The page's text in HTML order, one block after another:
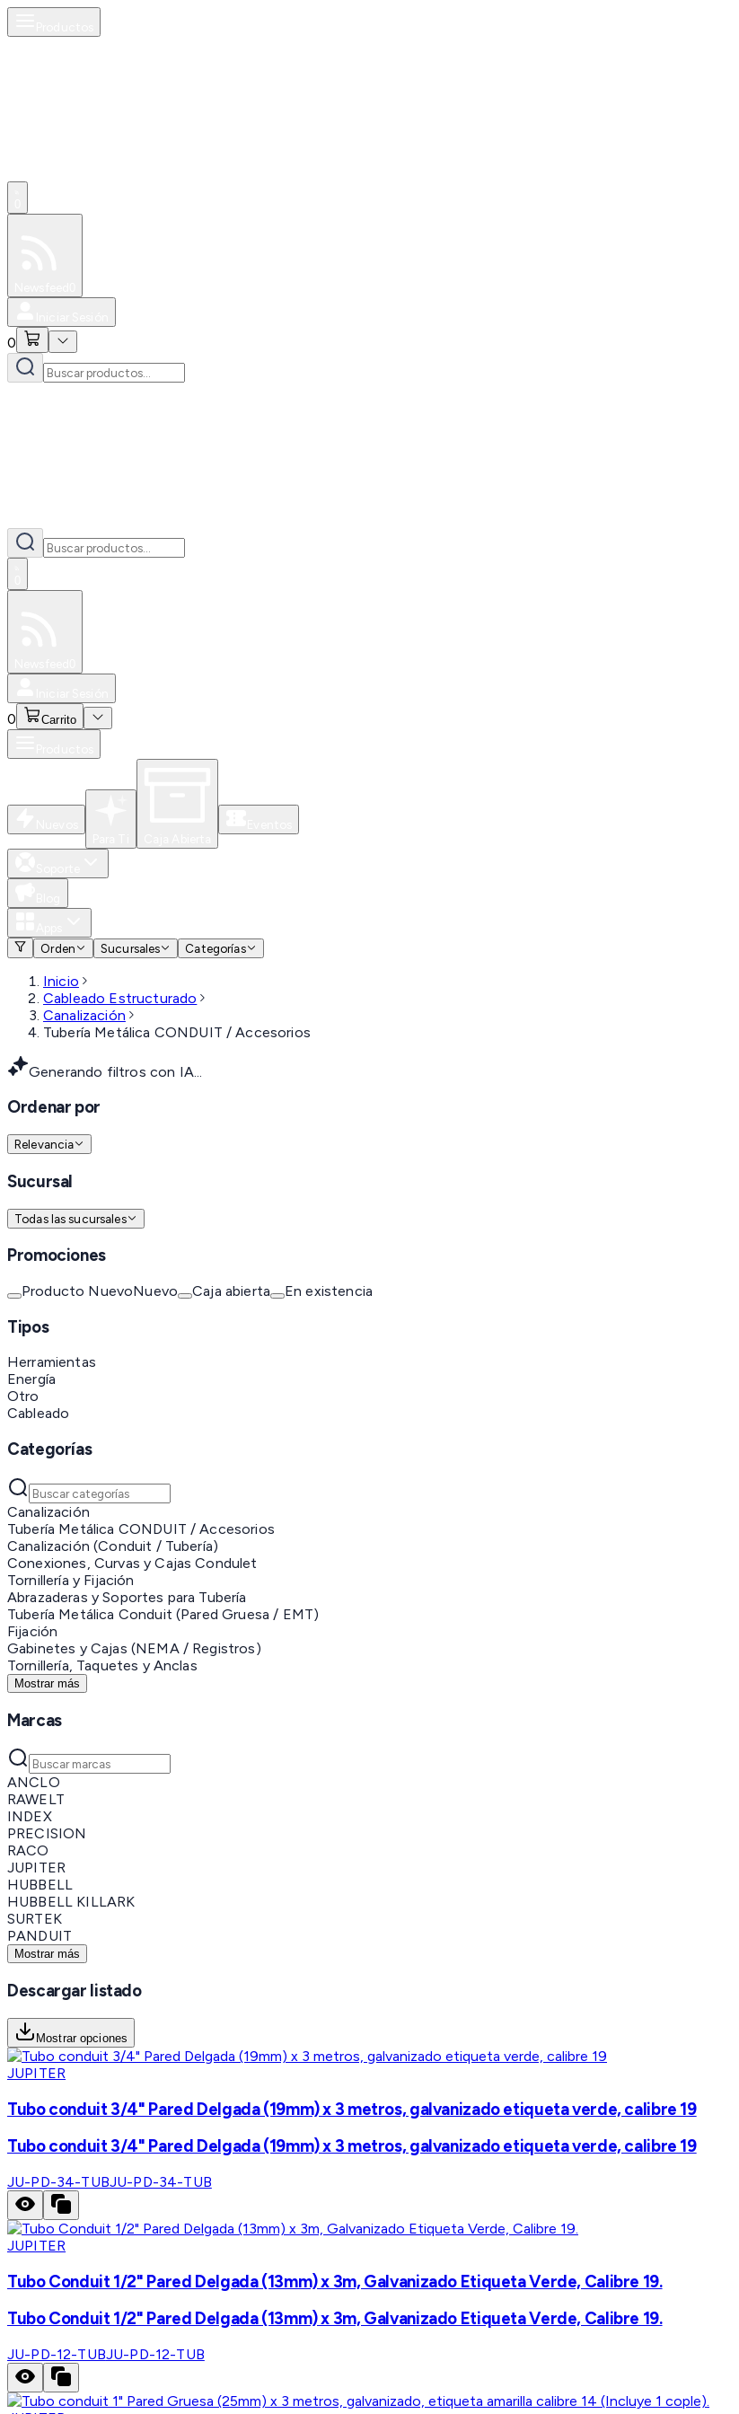
0
0 Carrito
Orden
Sucursales Categorías
Inicio
Cableado Estructurado
Canalización
Tubería Metálica CONDUIT / Accesorios
Generando filtros con IA...
Ordenar por
Relevancia
Sucursal
Todas las sucursales
Promociones
Producto NuevoNuevo Caja abierta En existencia
Tipos
Herramientas
Energía
Otro
Cableado
Categorías
Canalización
Tubería Metálica CONDUIT / Accesorios
Canalización (Conduit / Tubería)
Conexiones, Curvas y Cajas Condulet
Tornillería y Fijación
Abrazaderas y Soportes para Tubería
Tubería Metálica Conduit (Pared Gruesa / EMT)
Fijación
Gabinetes y Cajas (NEMA / Registros)
Tornillería, Taquetes y Anclas
Mostrar más
Marcas
ANCLO
RAWELT
INDEX
PRECISION
RACO
JUPITER
HUBBELL
HUBBELL KILLARK
SURTEK
PANDUIT
Mostrar más
Descargar listado
Mostrar opciones
JUPITER
Tubo conduit 3/4" Pared Delgada (19mm) x 3 metros, galvanizado etiqueta verde, calibre 19
Tubo conduit 3/4" Pared Delgada (19mm) x 3 metros, galvanizado etiqueta verde, calibre 19
JU-PD-34-TUBJU-PD-34-TUB
JUPITER
Tubo Conduit 1/2" Pared Delgada (13mm) x 3m, Galvanizado Etiqueta Verde, Calibre 19.
Tubo Conduit 1/2" Pared Delgada (13mm) x 3m, Galvanizado Etiqueta Verde, Calibre 19.
JU-PD-12-TUBJU-PD-12-TUB